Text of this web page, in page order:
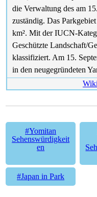
die Verwaltung des am
zuständig. Das
km². Mit der IUCN-
Geschützte Landschaft/
klassifiziert. Am 15.
in den neugegründeten
#Yomitan
Sehenswürdigkeit
en
#Japan in Park